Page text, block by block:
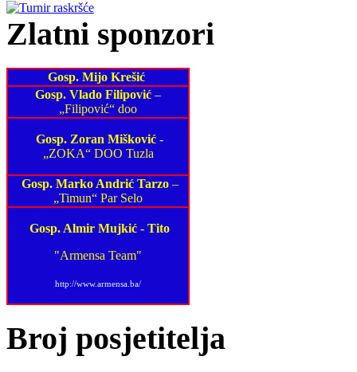
Zlatni sponzori
Gosp. Mijo Krešić
Gosp. Vlado Filipović –
„Filipović“ doo
Gosp. Zoran Mišković -
„ZOKA“ DOO Tuzla
Gosp. Marko Andrić Tarzo–
„Timun“ Par Selo
Gosp. Almir Mujkić - Tito
"Armensa Team"
http://www.armensa.ba/
Broj posjetitelja